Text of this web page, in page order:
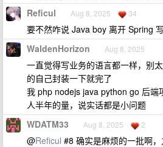
Reficul Aug 8, 2025 34
要不然咋说 Java boy 离开 Spring
WaldenHorizon Aug 8, 2025
一直觉得写业务的语言都一样，别
的自己封装一下就完了
我 php nodejs java python go 后端
人半年的量，说实话都是小问题
WDATM33 Aug 8, 2025 2
@Reficul #8 确实是麻烦的一批啊